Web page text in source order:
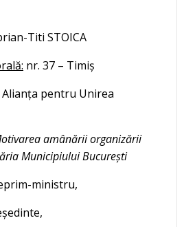
Titi STOICA
nr. 37 – Timiș
Alianța pentru Unirea
amânării organizării
Municipiului București
ministru,